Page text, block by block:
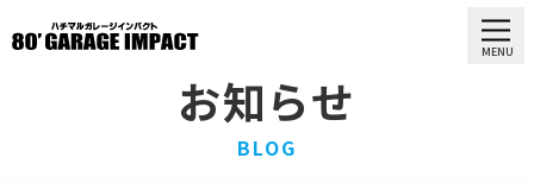
MENU
HOME
ホーム
お知らせ
BLOG